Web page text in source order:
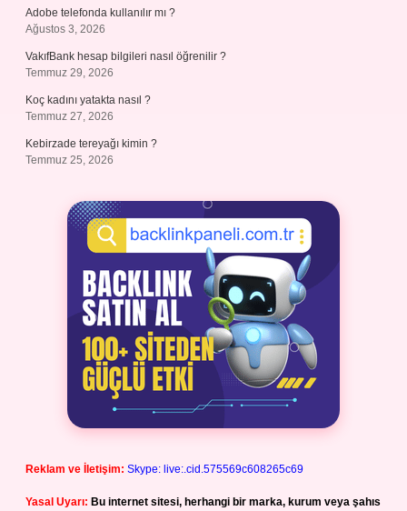
Adobe telefonda kullanılır mı ?
Ağustos 3, 2026
VakıfBank hesap bilgileri nasıl öğrenilir ?
Temmuz 29, 2026
Koç kadını yatakta nasıl ?
Temmuz 27, 2026
Kebirzade tereyağı kimin ?
Temmuz 25, 2026
Reklam ve İletişim: Skype: live:.cid.575569c608265c69
Yasal Uyarı: Bu internet sitesi, herhangi bir marka, kurum veya şahıs